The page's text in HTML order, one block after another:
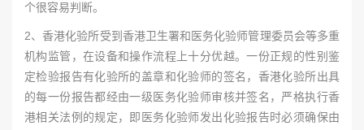
个很容易判断。
2、香港化验所受到香港卫生署和医务化验师管理委员会等多重
机构监管，在设备和操作流程上十分优越。一份正规的性别鉴
定检验报告有化验所的盖章和化验师的签名，香港化验所出具
的每一份报告都经由一级医务化验师审核并签名，严格执行香
港相关法例的规定，即医务化验师发出化验报告时必须确保由